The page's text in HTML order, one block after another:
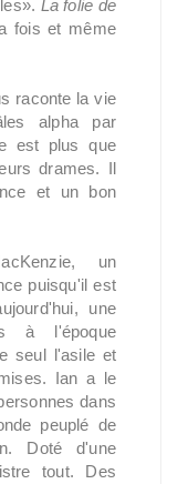
La folie de
fois et même
raconte la vie
alpha par
est plus que
drames. Il
et un bon
un
puisqu'il est
une
à l'époque
seul l'asile et
Ian a le
dans
peuplé de
Doté d'une
tout. Des